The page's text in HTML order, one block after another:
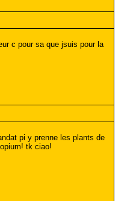
c pour sa que jsuis pour la
pi y prenne les plants de
tk ciao!